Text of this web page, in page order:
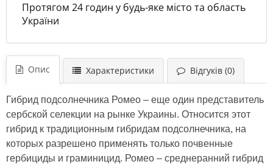
Протягом 24 годин у будь-яке місто та область
України
Опис Характеристики Відгуків (0)
Гибрид подсолнечника Ромео – еще один представитель
сербской селекции на рынке Украины. Относится этот
гибрид к традиционным гибридам подсолнечника, на
которых разрешено применять только почвенные
гербициды и граминицид. Ромео – среднеранний гибрид